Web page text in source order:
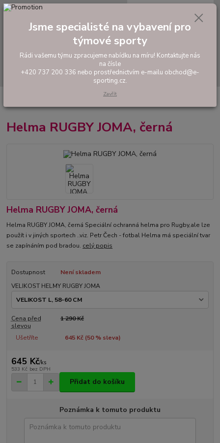
Hledat
tel: +420 737 200 336
0,00 Kč
Ragbyové chrániče a helmy
černá
Helma RUGBY JOMA, černá
Helma RUGBY JOMA, černá
Helma RUGBY JOMA, černá Speciální ochranná helma pro Rugby,ale lze
použít i v jiných sportech ..viz. Petr Čech - fotbal Helma má speciální tvar
se zapínáním pod bradou. celý popis
Dostupnost
Není skladem
VELIKOST HELMY RUGBY JOMA
Cena před
slevou
1 290 Kč
Ušetříte 645 Kč (50% sleva)
645 Kč/ks
533 Kč bez DPH
Přidat do košíku
Poznámka k tomuto produktu
Jsme specialisté na vybavení pro
týmové sporty
Rádi vašemu týmu zpracujeme nabídku na míru! Kontaktujte nás
na čísle
+420 737 200 336 nebo prostřednictvím e-mailu obchod@e-
sporting.cz.
Zavřít